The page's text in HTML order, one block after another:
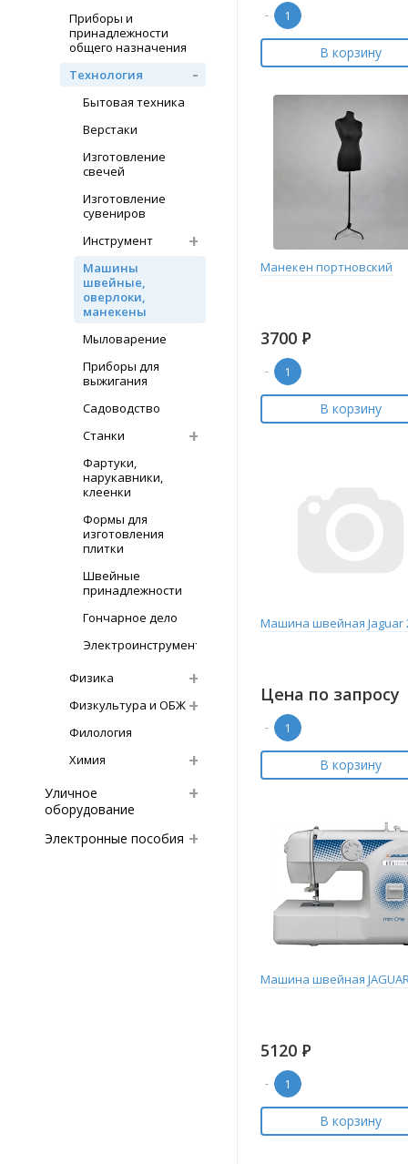
Приборы и
принадлежности
общего назначения
Технология
Бытовая техника
Верстаки
Изготовление
свечей
Изготовление
сувениров
Инструмент
Машины
швейные,
оверлоки,
манекены
Мыловарение
Приборы для
выжигания
Садоводство
Станки
Фартуки,
нарукавники,
клеенки
Формы для
изготовления
плитки
Швейные
принадлежности
Гончарное дело
Электроинструмент
Физика
Физкультура и ОБЖ
Филология
Химия
Уличное
оборудование
Электронные пособия
-
В корзину
Манекен портновский
3700 Р
-
В корзину
Машина швейная Jaguar
Цена по запросу
-
В корзину
Машина швейная
5120 Р
-
В корзину